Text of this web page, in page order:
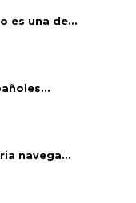
es una de...
navega...